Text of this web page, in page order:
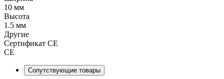
10 мм
Высота
1.5 мм
Другие
Сертификат CE
CE
Сопутствующие товары